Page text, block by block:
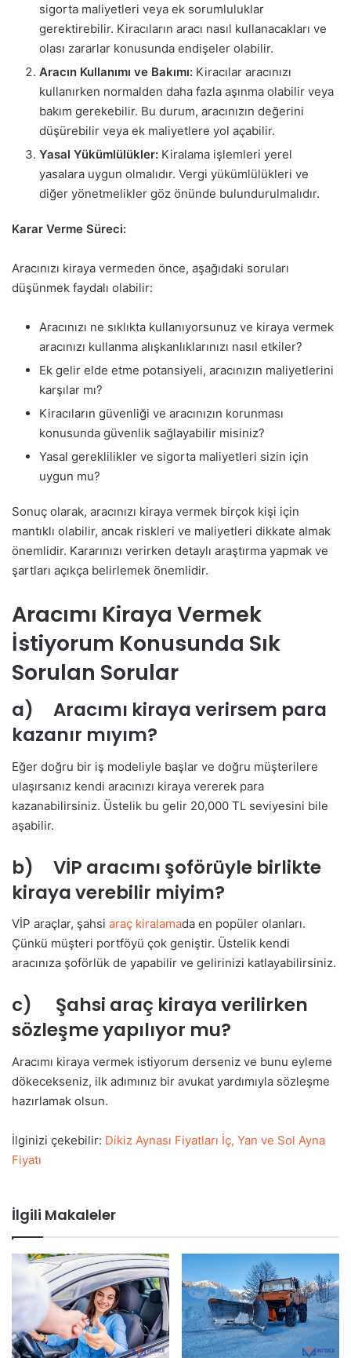
sigorta maliyetleri veya ek sorumluluklar
gerektirebilir. Kiracıların aracı nasıl kullanacakları ve
olası zararlar konusunda endişeler olabilir.
Aracın Kullanımı ve Bakımı: Kiracılar aracınızı
kullanırken normalden daha fazla aşınma olabilir veya
bakım gerekebilir. Bu durum, aracınızın değerini
düşürebilir veya ek maliyetlere yol açabilir.
Yasal Yükümlülükler: Kiralama işlemleri yerel
yasalara uygun olmalıdır. Vergi yükümlülükleri ve
diğer yönetmelikler göz önünde bulundurulmalıdır.
Karar Verme Süreci:
Aracınızı kiraya vermeden önce, aşağıdaki soruları
düşünmek faydalı olabilir:
Aracınızı ne sıklıkta kullanıyorsunuz ve kiraya vermek
aracınızı kullanma alışkanlıklarınızı nasıl etkiler?
Ek gelir elde etme potansiyeli, aracınızın maliyetlerini
karşılar mı?
Kiracıların güvenliği ve aracınızın korunması
konusunda güvenlik sağlayabilir misiniz?
Yasal gereklilikler ve sigorta maliyetleri sizin için
uygun mu?
Sonuç olarak, aracınızı kiraya vermek birçok kişi için
mantıklı olabilir, ancak riskleri ve maliyetleri dikkate almak
önemlidir. Kararınızı verirken detaylı araştırma yapmak ve
şartları açıkça belirlemek önemlidir.
Aracımı Kiraya Vermek
İstiyorum Konusunda Sık
Sorulan Sorular
a) Aracımı kiraya verirsem para
kazanır mıyım?
Eğer doğru bir iş modeliyle başlar ve doğru müşterilere
ulaşırsanız kendi aracınızı kiraya vererek para
kazanabilirsiniz. Üstelik bu gelir 20,000 TL seviyesini bile
aşabilir.
b) VİP aracımı şoförüyle birlikte
kiraya verebilir miyim?
VİP araçlar, şahsi araç kiralamada en popüler olanları.
Çünkü müşteri portföyü çok geniştir. Üstelik kendi
aracınıza şoförlük de yapabilir ve gelirinizi katlayabilirsiniz.
c) Şahsi araç kiraya verilirken
sözleşme yapılıyor mu?
Aracımı kiraya vermek istiyorum derseniz ve bunu eyleme
dökecekseniz, ilk adımınız bir avukat yardımıyla sözleşme
hazırlamak olsun.
İlginizi çekebilir: Dikiz Aynası Fiyatları İç, Yan ve Sol Ayna
Fiyatı
İlgili Makaleler